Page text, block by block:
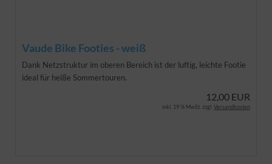
Vaude Bike Footies - weiß
Dank Netzstruktur im oberen Bereich ist der luftig, leichte Footie
ideal für heiße Sommertouren.
12,00 EUR
inkl. 19 % MwSt. zzgl. Versandkosten